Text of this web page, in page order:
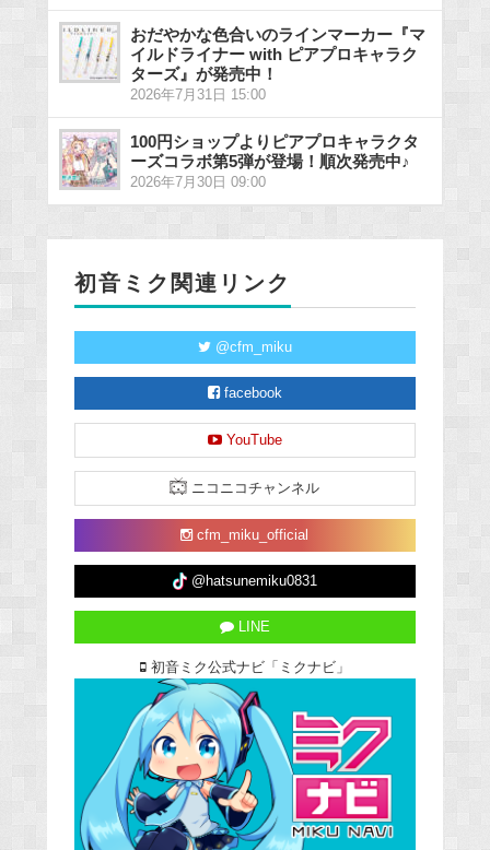
おだやかな色合いのラインマーカー『マ
イルドライナー with ピアプロキャラク
ターズ』が発売中！
2026年7月31日 15:00
100円ショップよりピアプロキャラクタ
ーズコラボ第5弾が登場！順次発売中♪
2026年7月30日 09:00
初音ミク関連リンク
@cfm_miku
facebook
YouTube
ニコニコチャンネル
cfm_miku_official
@hatsunemiku0831
LINE
初音ミク公式ナビ「ミクナビ」